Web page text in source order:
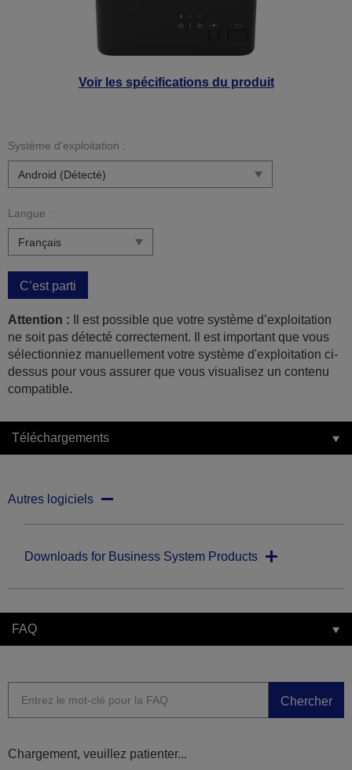
Voir les spécifications du produit
Système d’exploitation :
Langue :
C’est parti
Attention : Il est possible que votre système d’exploitation
ne soit pas détecté correctement. Il est important que vous
sélectionniez manuellement votre système d'exploitation ci-
dessus pour vous assurer que vous visualisez un contenu
compatible.
Téléchargements
Autres logiciels
Downloads for Business System Products
FAQ
Chercher
Chargement, veuillez patienter...